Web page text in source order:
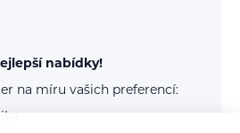
nabídky!
na míru vašich preferencí: